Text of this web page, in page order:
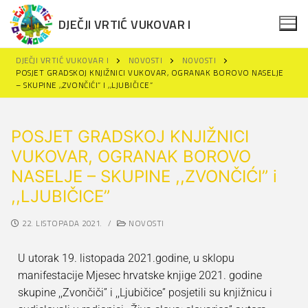
DJEČJI VRTIĆ VUKOVAR I
Naslovna
Novosti
Za roditelje
Polazak u vrtić
Obavijesti za roditelje
Projekti
Erasmus+
Održivi razvoj
Dokumenti
DJEČJI VRTIĆ VUKOVAR I NOVOSTI
NOVOSTI
POSJET GRADSKOJ KNJIŽNICI VUKOVAR, OGRANAK BOROVO NASELJE
– SKUPINE ,,ZVONČIĆI” I ,,LJUBIČICE”
POSJET GRADSKOJ KNJIŽNICI
VUKOVAR, OGRANAK BOROVO
NASELJE – SKUPINE ,,ZVONČIĆI” i
,,LJUBIČICE”
22. LISTOPADA 2021. / NOVOSTI
U utorak 19. listopada 2021.godine, u sklopu
manifestacije Mjesec hrvatske knjige 2021. godine
skupine ,,Zvončiči” i ,,Ljubičice” posjetili su knjižnicu i